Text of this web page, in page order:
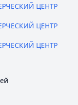
ЦЕНТР
ЦЕНТР
ЦЕНТР